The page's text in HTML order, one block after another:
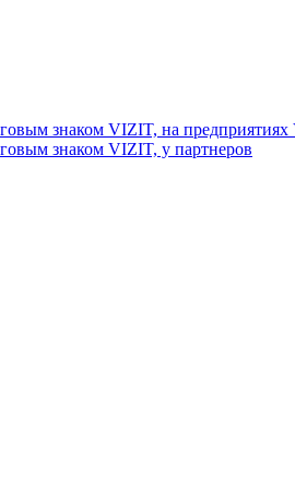
знаком VIZIT, на
знаком VIZIT, у партнеров